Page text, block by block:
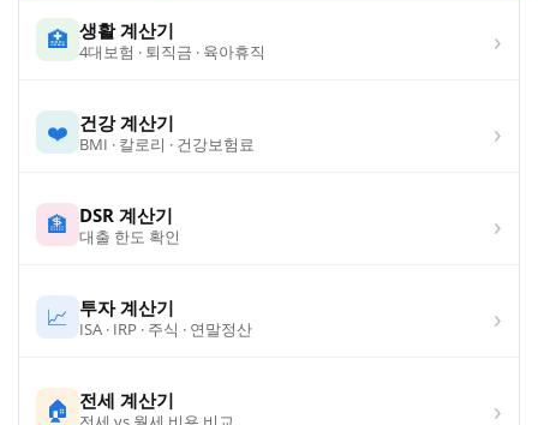
🏥 생활 계산기
4대보험 · 퇴직금 · 육아휴직 ›
❤️ 건강 계산기
BMI · 칼로리 · 건강보험료 ›
🏦 DSR 계산기
대출 한도 확인 ›
📈 투자 계산기
ISA · IRP · 주식 · 연말정산 ›
🏠 전세 계산기 ›